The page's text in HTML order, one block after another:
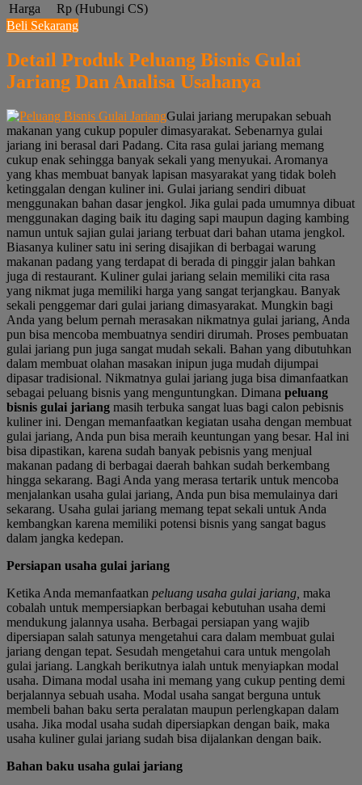
Harga
Rp (Hubungi CS)
Beli Sekarang
Detail Produk Peluang Bisnis Gulai
Jariang Dan Analisa Usahanya
Gulai jariang merupakan sebuah
makanan yang cukup populer dimasyarakat. Sebenarnya gulai
jariang ini berasal dari Padang. Cita rasa gulai jariang memang
cukup enak sehingga banyak sekali yang menyukai. Aromanya
yang khas membuat banyak lapisan masyarakat yang tidak boleh
ketinggalan dengan kuliner ini. Gulai jariang sendiri dibuat
menggunakan bahan dasar jengkol. Jika gulai pada umumnya dibuat
menggunakan daging baik itu daging sapi maupun daging kambing
namun untuk sajian gulai jariang terbuat dari bahan utama jengkol.
Biasanya kuliner satu ini sering disajikan di berbagai warung
makanan padang yang terdapat di berada di pinggir jalan bahkan
juga di restaurant. Kuliner gulai jariang selain memiliki cita rasa
yang nikmat juga memiliki harga yang sangat terjangkau. Banyak
sekali penggemar dari gulai jariang dimasyarakat. Mungkin bagi
Anda yang belum pernah merasakan nikmatnya gulai jariang, Anda
pun bisa mencoba membuatnya sendiri dirumah. Proses pembuatan
gulai jariang pun juga sangat mudah sekali. Bahan yang dibutuhkan
dalam membuat olahan masakan inipun juga mudah dijumpai
dipasar tradisional. Nikmatnya gulai jariang juga bisa dimanfaatkan
sebagai peluang bisnis yang menguntungkan. Dimana peluang
bisnis gulai jariang masih terbuka sangat luas bagi calon pebisnis
kuliner ini. Dengan memanfaatkan kegiatan usaha dengan membuat
gulai jariang, Anda pun bisa meraih keuntungan yang besar. Hal ini
bisa dipastikan, karena sudah banyak pebisnis yang menjual
makanan padang di berbagai daerah bahkan sudah berkembang
hingga sekarang. Bagi Anda yang merasa tertarik untuk mencoba
menjalankan usaha gulai jariang, Anda pun bisa memulainya dari
sekarang. Usaha gulai jariang memang tepat sekali untuk Anda
kembangkan karena memiliki potensi bisnis yang sangat bagus
dalam jangka kedepan.
Persiapan usaha gulai jariang
Ketika Anda memanfaatkan peluang usaha gulai jariang, maka
cobalah untuk mempersiapkan berbagai kebutuhan usaha demi
mendukung jalannya usaha. Berbagai persiapan yang wajib
dipersiapan salah satunya mengetahui cara dalam membuat gulai
jariang dengan tepat. Sesudah mengetahui cara untuk mengolah
gulai jariang. Langkah berikutnya ialah untuk menyiapkan modal
usaha. Dimana modal usaha ini memang yang cukup penting demi
berjalannya sebuah usaha. Modal usaha sangat berguna untuk
membeli bahan baku serta peralatan maupun perlengkapan dalam
usaha. Jika modal usaha sudah dipersiapkan dengan baik, maka
usaha kuliner gulai jariang sudah bisa dijalankan dengan baik.
Bahan baku usaha gulai jariang